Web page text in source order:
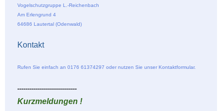
Vogelschutzgruppe L.-Reichenbach
Am Erlengrund 4
64686 Lautertal (Odenwald)
Kontakt
Rufen Sie einfach an 0176 61374297 oder nutzen Sie unser Kontaktformular.
------------------------------
Kurzmeldungen !